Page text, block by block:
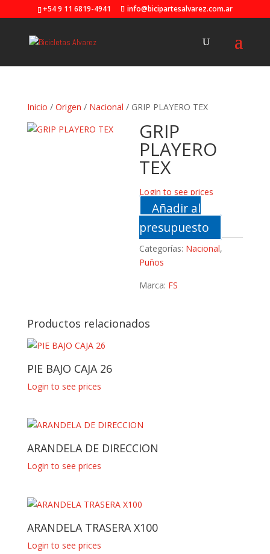
+54 9 11 6819-4941 info@bicipartesalvarez.com.ar
Inicio / Origen / Nacional / GRIP PLAYERO TEX
GRIP
PLAYERO
TEX
Login to see prices
Añadir al
presupuesto
Categorías: Nacional,
Puños
Marca: FS
Productos relacionados
PIE BAJO CAJA 26
Login to see prices
ARANDELA DE DIRECCION
Login to see prices
ARANDELA TRASERA X100
Login to see prices